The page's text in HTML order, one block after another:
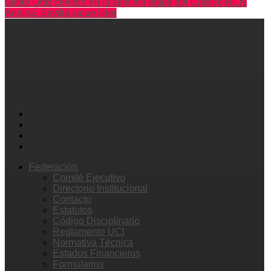
Andina. Sevilla sigue líder
Federación
Comité Ejecutivo
Directorio Institucional
Contacto
Estatutos
Código Disciplinario
Reglamento UCI
Normativa Técnica
Estados Financieros
Formularios